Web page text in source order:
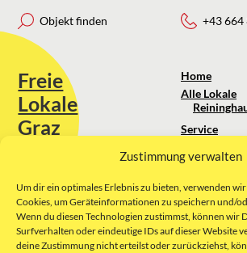
Zustimmung verwalten
Um dir ein optimales Erlebnis zu bieten, verwenden
Cookies, um Geräteinformationen zu speichern und/
Wenn du diesen Technologien zustimmst, können wir
Surfverhalten oder eindeutige IDs auf dieser Website
deine Zustimmung nicht erteilst oder zurückziehst,
Objekt finden
Freie
Lokale
Graz
Sie erreichen uns unter:
kontakt@freielokale-graz.at
Website by Rubikon Werbeagentur
GmbH
+43 664
Home
Alle Lokale
Service
Über uns
Impressum
AGB
Datenschutz